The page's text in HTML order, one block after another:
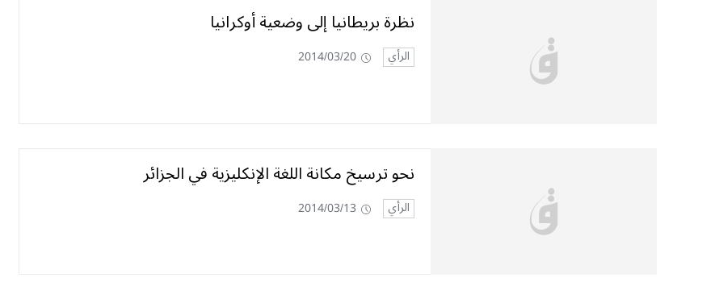
نظرة بريطانيا إلى وضعية أوكرانيا
الرأي 2014/03/20
نحو ترسيخ مكانة اللغة الإنكليزية في الجزائر
الرأي 2014/03/13